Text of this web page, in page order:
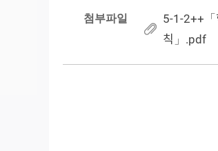
첨부파일
5-1-2++「
칙」.pdf